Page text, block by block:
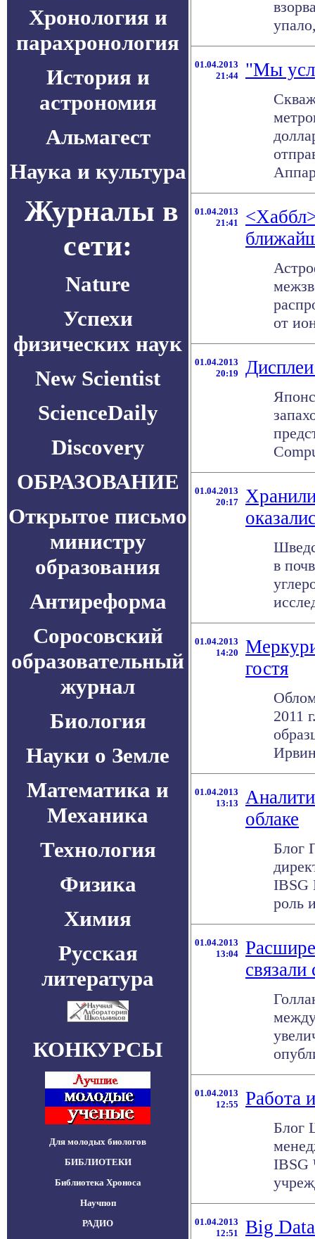
Хронология и
парахронология
История и
астрономия
Альмагест
Наука и культура
Журналы в
сети:
Nature
Успехи
физических наук
New Scientist
ScienceDaily
Discovery
ОБРАЗОВАНИЕ
Открытое письмо
министру
образования
Антиреформа
Соросовский
образовательный
журнал
Биология
Науки о Земле
Математика и
Механика
Технология
Физика
Химия
Русская
литература
КОНКУРСЫ
Для молодых биологов
БИБЛИОТЕКИ
Библиотека Хроноса
Научпоп
РАДИО
01.04.2013
21:44
"Мы
01.04.2013
21:41
от
01.04.2013
20:19
01.04.2013
20:17
в
01.04.2013
14:20
гостя
2011
01.04.2013
13:13
облаке
Блог
IBSG
роль
01.04.2013
13:04
01.04.2013
12:55
Работа
Блог
IBSG
01.04.2013
12:51
Big